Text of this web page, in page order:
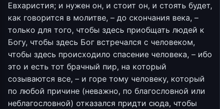
Евхаристия; и нужен он, и стоит он, и стоять будет,
как говорится в молитве, – до скончания века, –
только для того, чтобы здесь приобщать людей к
Богу, чтобы здесь Бог встречался с человеком,
чтобы здесь происходило спасение человека, – ибо
это и есть тот брачный пир, на который
созываются все, – и горе тому человеку, который
по любой причине (неважно, по благословной или
неблагословной) отказался придти сюда, чтобы